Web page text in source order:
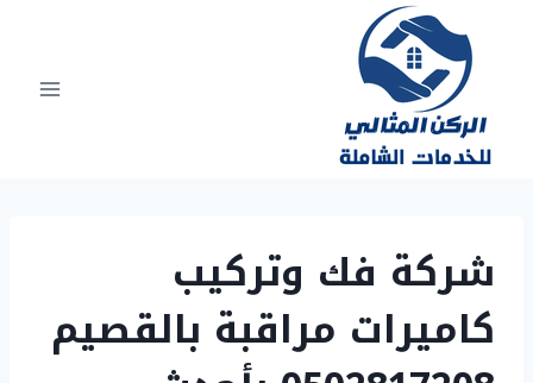
المحتوى
شركة فك وتركيب
كاميرات مراقبة بالقصيم